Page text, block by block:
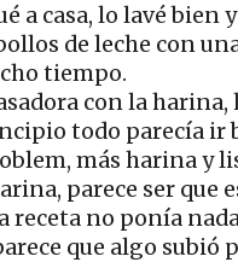
a casa, lo lavé bien
de leche con
tiempo.
con la harina,
todo parecía ir
más harina y
parece ser que
receta no ponía
que algo subió